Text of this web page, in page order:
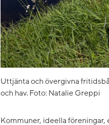
Uttjänta och övergivna
och hav. Foto: Natalie Greppi
Kommuner, ideella föreningar,